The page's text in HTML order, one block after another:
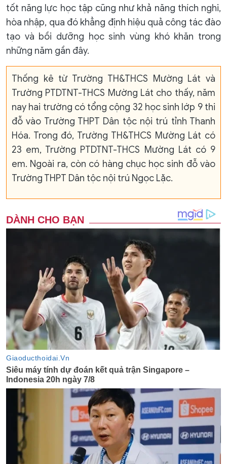
tốt năng lực học tập cũng như khả năng thích nghi,
hòa nhập, qua đó khẳng định hiệu quả công tác đào
tạo và bồi dưỡng học sinh vùng khó khăn trong
những năm gần đây.
Thống kê từ Trường TH&THCS Mường Lát và
Trường PTDTNT-THCS Mường Lát cho thấy, năm
nay hai trường có tổng cộng 32 học sinh lớp 9 thi
đỗ vào Trường THPT Dân tộc nội trú tỉnh Thanh
Hóa. Trong đó, Trường TH&THCS Mường Lát có
23 em, Trường PTDTNT-THCS Mường Lát có 9
em. Ngoài ra, còn có hàng chục học sinh đỗ vào
Trường THPT Dân tộc nội trú Ngọc Lặc.